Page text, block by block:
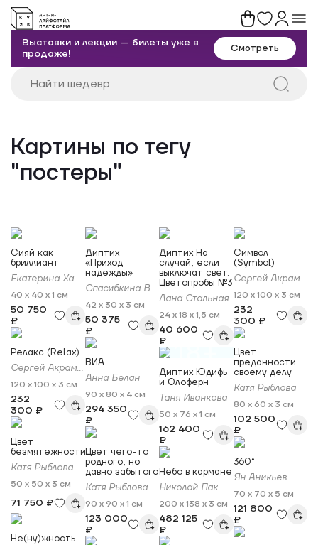
Выставки и лекции — билеты уже в
продаже!
Смотреть
Картины по тегу
"постеры"
Сияй как
бриллиант
Екатерина Харланенкова
40 x 40 x 1 см
50 750
₽
Релакс (Relax)
Сергей Акрамов
120 x 100 x 3 см
232
300 ₽
Цвет
безмятежности
Катя Рыблова
50 x 50 x 3 см
71 750 ₽
Не(ну)жность
Диптих
«Приход
надежды»
Спасибкина Вера
42 x 30 x 3 см
50 375
₽
ВИА
Анна Белан
90 x 80 x 4 см
294 350
₽
Цвет чего-то
родного, но
давно забытого
Катя Рыблова
90 x 90 x 1 см
123 000
₽
Диптих На
случай, если
выключат свет.
Цветопробы №3
Лана Стальная
24 x 18 x 1,5 см
40 600
₽
Диптих Юдифь
и Олоферн
Таня Иванкова
50 x 76 x 1 см
162 400
₽
Небо в кармане
Николай Пак
200 x 138 x 3 см
482 125
₽
Символ
(Symbol)
Сергей Акрамов
120 x 100 x 3 см
232
300 ₽
Цвет
преданности
своему делу
Катя Рыблова
80 x 60 x 3 см
102 500
₽
360°
Ян Аникьев
70 x 70 x 5 см
121 800
₽